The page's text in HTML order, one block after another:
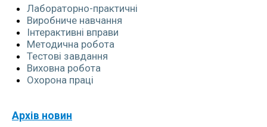
Лабораторно-практичні
Виробниче навчання
Інтерактивні вправи
Методична робота
Тестові завдання
Виховна робота
Охорона праці
Архів новин